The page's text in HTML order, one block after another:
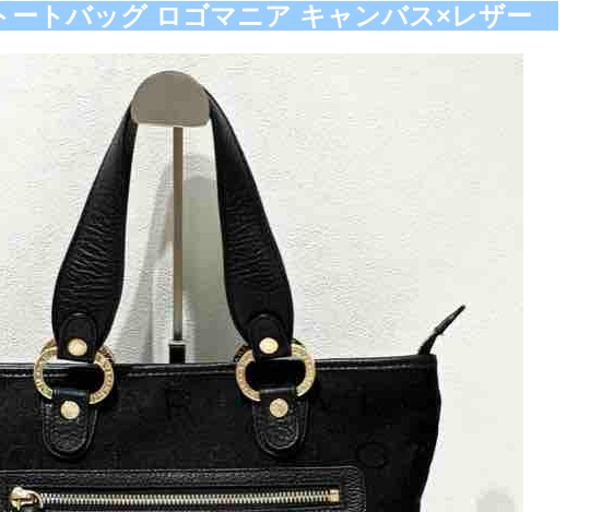
トバッグ ロゴマニア キャンバス×レザー